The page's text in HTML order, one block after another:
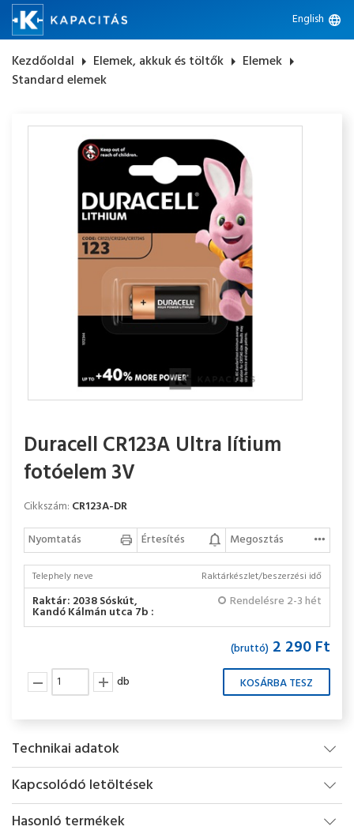
English language
Kezdőoldal arrow_right Elemek, akkuk és töltők arrow_right Elemek arrow_right
Standard elemek
Duracell CR123A Ultra lítium
fotóelem 3V
Cikkszám: CR123A-DR
Nyomtatás
Értesítés Megosztás
Telephely neve Raktárkészlet/beszerzési idő
Raktár: 2038 Sóskút,
Kandó Kálmán utca 7b :
Rendelésre 2-3 hét
(bruttó) 2 290 Ft
db
Technikai adatok
Kapcsolódó letöltések
Hasonló termékek